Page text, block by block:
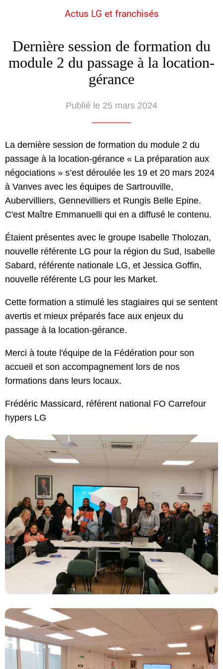
Actus LG et franchisés
Dernière session de formation du
module 2 du passage à la location-
gérance
Publié le 25 mars 2024
La dernière session de formation du module 2 du
passage à la location-gérance « La préparation aux
négociations » s’est déroulée les 19 et 20 mars 2024
à Vanves avec les équipes de Sartrouville,
Aubervilliers, Gennevilliers et Rungis Belle Epine.
C'est Maître Emmanuelli qui en a diffusé le contenu.
Étaient présentes avec le groupe Isabelle Tholozan,
nouvelle référente LG pour la région du Sud, Isabelle
Sabard, référente nationale LG, et Jessica Goffin,
nouvelle référente LG pour les Market.
Cette formation a stimulé les stagiaires qui se sentent
avertis et mieux préparés face aux enjeux du
passage à la location-gérance.
Merci à toute l'équipe de la Fédération pour son
accueil et son accompagnement lors de nos
formations dans leurs locaux.
Frédéric Massicard, référent national FO Carrefour
hypers LG